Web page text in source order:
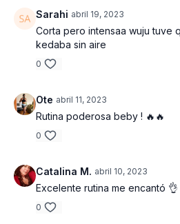
Comb planchas 7 rep | 8 rep | 9 rep
Desplante estatico 8 rep | 10 rep |
BLOQUE 4 ( Con peso )
Sentadilla Sumo con saltos | 6 rep
rep
Push ups 7 rep | 8 rep | 9 rep | 10
BLOQUE 5 (ABS )
Cruches 10 rep | 12 rep | 14 rep
Sarahi abril 19, 2023
Corta pero intensaa wuju tuve
kedaba sin aire
0
Ote abril 11, 2023
Rutina poderosa beby ! 🔥🔥
0
Catalina M. abril 10, 2023
Excelente rutina me encantó 👌
0